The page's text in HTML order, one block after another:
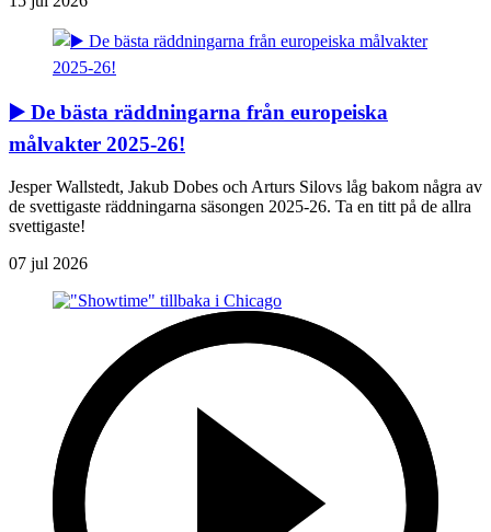
▶️ De bästa räddningarna från europeiska
målvakter 2025-26!
Jesper Wallstedt, Jakub Dobes och Arturs Silovs låg bakom några av
de svettigaste räddningarna säsongen 2025-26. Ta en titt på de allra
svettigaste!
07 jul 2026